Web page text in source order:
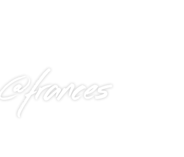
@frances